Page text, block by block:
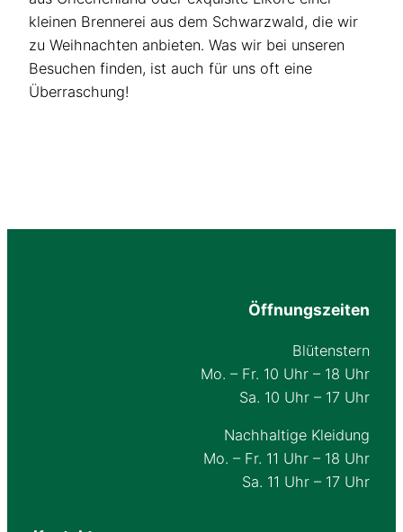
kleinen Brennerei aus dem Schwarzwald, die wir
zu Weihnachten anbieten. Was wir bei unseren
Besuchen finden, ist auch für uns oft eine
Überraschung!
Öffnungszeiten
Blütenstern
Mo. – Fr. 10 Uhr – 18 Uhr
Sa. 10 Uhr – 17 Uhr
Nachhaltige Kleidung
Mo. – Fr. 11 Uhr – 18 Uhr
Sa. 11 Uhr – 17 Uhr